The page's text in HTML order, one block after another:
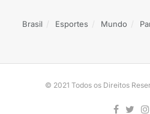
Brasil Esportes Mundo
© 2021 Todos os Direitos